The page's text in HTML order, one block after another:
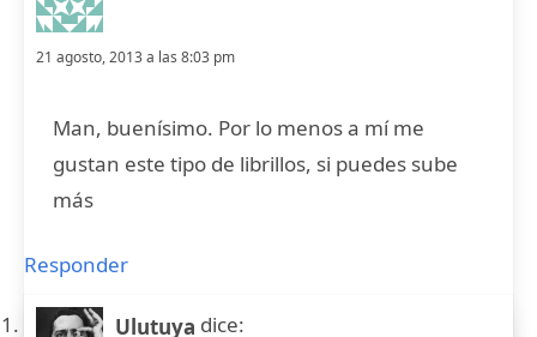
21 agosto, 2013 a las 8:03 pm
Man, buenísimo. Por lo menos a mí me
gustan este tipo de librillos, si puedes sube
más
Responder
Ulutuya dice: